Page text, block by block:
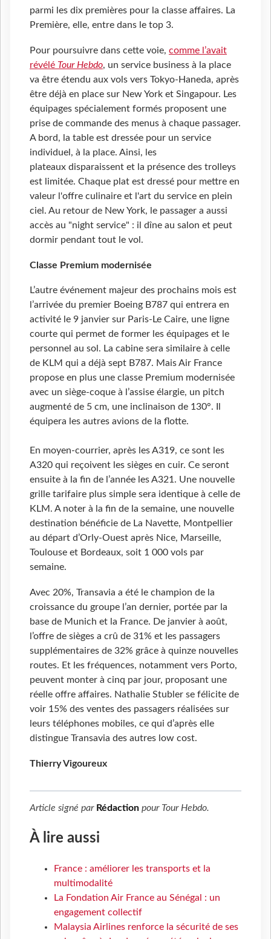
parmi les dix premières pour la classe affaires. La
Première, elle, entre dans le top 3.
Pour poursuivre dans cette voie, comme l’avait
révélé Tour Hebdo, un service business à la place
va être étendu aux vols vers Tokyo-Haneda, après
être déjà en place sur New York et Singapour. Les
équipages spécialement formés proposent une
prise de commande des menus à chaque passager.
A bord, la table est dressée pour un service
individuel, à la place. Ainsi, les
plateaux disparaissent et la présence des trolleys
est limitée. Chaque plat est dressé pour mettre en
valeur l'offre culinaire et l'art du service en plein
ciel. Au retour de New York, le passager a aussi
accès au "night service" : il dîne au salon et peut
dormir pendant tout le vol.
Classe Premium modernisée
L’autre événement majeur des prochains mois est
l’arrivée du premier Boeing B787 qui entrera en
activité le 9 janvier sur Paris-Le Caire, une ligne
courte qui permet de former les équipages et le
personnel au sol. La cabine sera similaire à celle
de KLM qui a déjà sept B787. Mais Air France
propose en plus une classe Premium modernisée
avec un siège-coque à l’assise élargie, un pitch
augmenté de 5 cm, une inclinaison de 130°. Il
équipera les autres avions de la flotte.
En moyen-courrier, après les A319, ce sont les
A320 qui reçoivent les sièges en cuir. Ce seront
ensuite à la fin de l’année les A321. Une nouvelle
grille tarifaire plus simple sera identique à celle de
KLM. A noter à la fin de la semaine, une nouvelle
destination bénéficie de La Navette, Montpellier
au départ d’Orly-Ouest après Nice, Marseille,
Toulouse et Bordeaux, soit 1 000 vols par
semaine.
Avec 20%, Transavia a été le champion de la
croissance du groupe l’an dernier, portée par la
base de Munich et la France. De janvier à août,
l’offre de sièges a crû de 31% et les passagers
supplémentaires de 32% grâce à quinze nouvelles
routes. Et les fréquences, notamment vers Porto,
peuvent monter à cinq par jour, proposant une
réelle offre affaires. Nathalie Stubler se félicite de
voir 15% des ventes des passagers réalisées sur
leurs téléphones mobiles, ce qui d’après elle
distingue Transavia des autres low cost.
Thierry Vigoureux
Article signé par Rédaction pour Tour Hebdo.
À lire aussi
France : améliorer les transports et la
multimodalité
La Fondation Air France au Sénégal : un
engagement collectif
Malaysia Airlines renforce la sécurité de ses